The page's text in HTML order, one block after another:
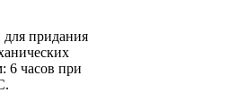
придания
6 часов при